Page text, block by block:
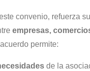
convenio, refuerza
empresas,
permite:
de la